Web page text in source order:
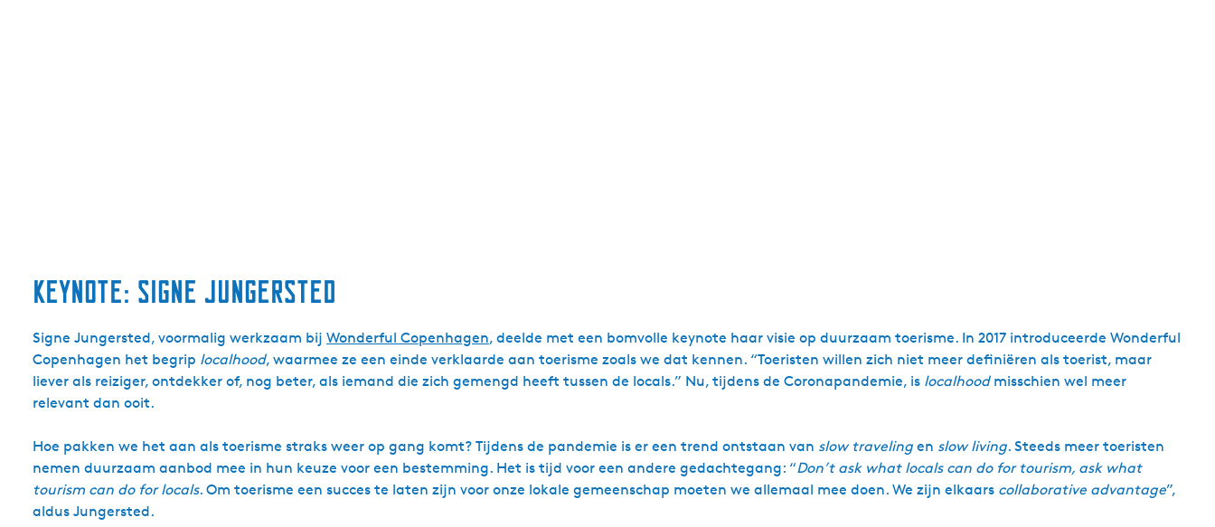
keynote: signe jungersted
Signe Jungersted, voormalig werkzaam bij Wonderful Copenhagen, deelde met een bomvolle keynote haar visie op duurzaam toerisme. In 2017 introduceerde Wonderful
Copenhagen het begrip localhood, waarmee ze een einde verklaarde aan toerisme zoals we dat kennen. “Toeristen willen zich niet meer definiëren als toerist, maar
liever als reiziger, ontdekker of, nog beter, als iemand die zich gemengd heeft tussen de locals.” Nu, tijdens de Coronapandemie, is localhoodmisschien wel meer
relevant dan ooit.
Hoe pakken we het aan als toerisme straks weer op gang komt? Tijdens de pandemie is er een trend ontstaan van slow traveling en slow living. Steeds meer toeristen
nemen duurzaam aanbod mee in hun keuze voor een bestemming. Het is tijd voor een andere gedachtegang: “Don’t ask what locals can do for tourism, ask what
tourism can do for locals. Om toerisme een succes te laten zijn voor onze lokale gemeenschap moeten we allemaal mee doen. We zijn elkaars collaborative advantage”,
aldus Jungersted.